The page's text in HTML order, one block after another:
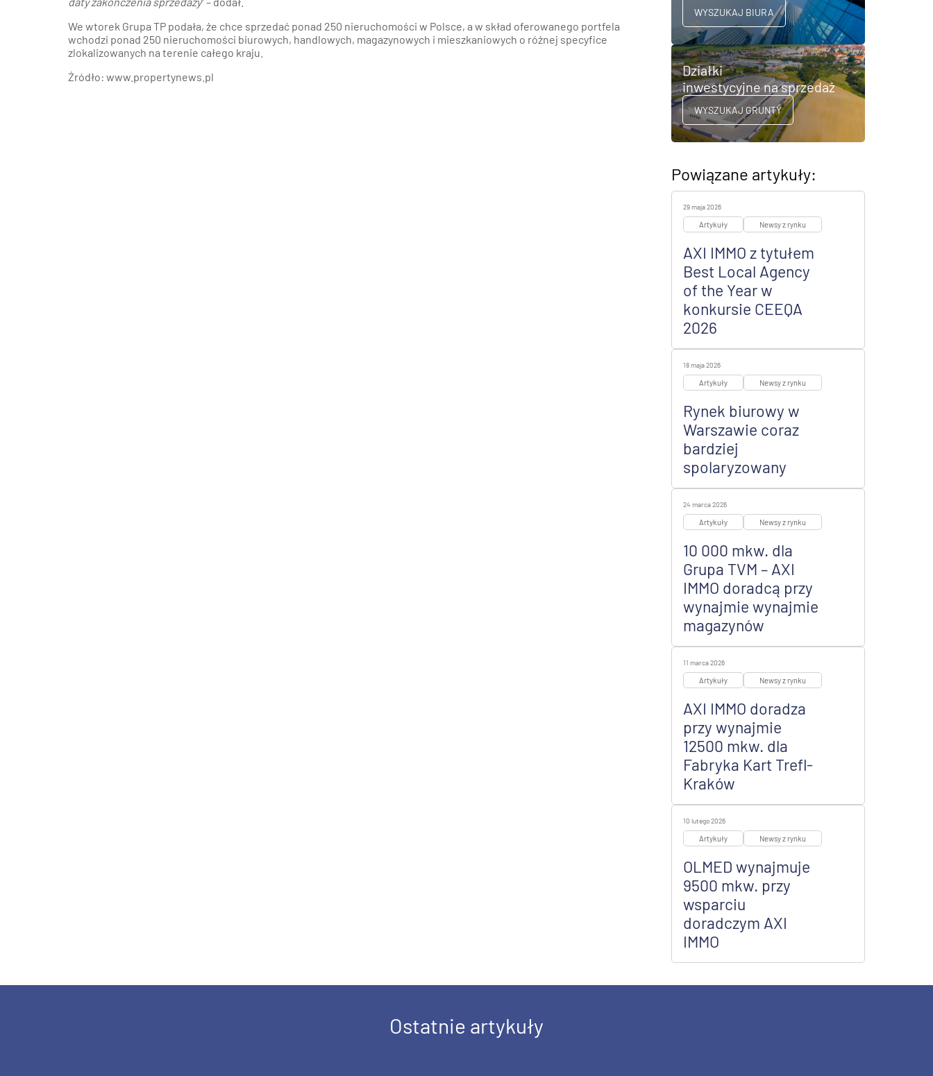
Poznaj nas –
doradcy ds.
najmu i zakupu
logistycznych i
Wrocław i okolice
We wtorek Grupa TP podała, że chce sprzedać ponad 250 nieruchomości w Polsce, a w skład oferowanego portfela
wchodzi ponad 250 nieruchomości biurowych, handlowych, magazynowych i mieszkaniowych o różnej specyfice
zlokalizowanych na terenie całego kraju.
Źródło: www.propertynews.pl
WYSZUKAJ BIURA
Działki
inwestycyjne na sprzedaż
WYSZUKAJ GRUNTY
Powiązane artykuły:
29 maja 2026
Artykuły Newsy z rynku
AXI IMMO z tytułem
Best Local Agency
of the Year w
konkursie CEEQA
2026
18 maja 2026
Artykuły Newsy z rynku
Rynek biurowy w
Warszawie coraz
bardziej
spolaryzowany
24 marca 2026
Artykuły Newsy z rynku
10 000 mkw. dla
Grupa TVM – AXI
IMMO doradcą przy
wynajmie wynajmie
magazynów
11 marca 2026
Artykuły Newsy z rynku
AXI IMMO doradza
przy wynajmie
12500 mkw. dla
Fabryka Kart Trefl-
Kraków
10 lutego 2026
Artykuły Newsy z rynku
OLMED wynajmuje
9500 mkw. przy
wsparciu
doradczym AXI
IMMO
Ostatnie artykuły